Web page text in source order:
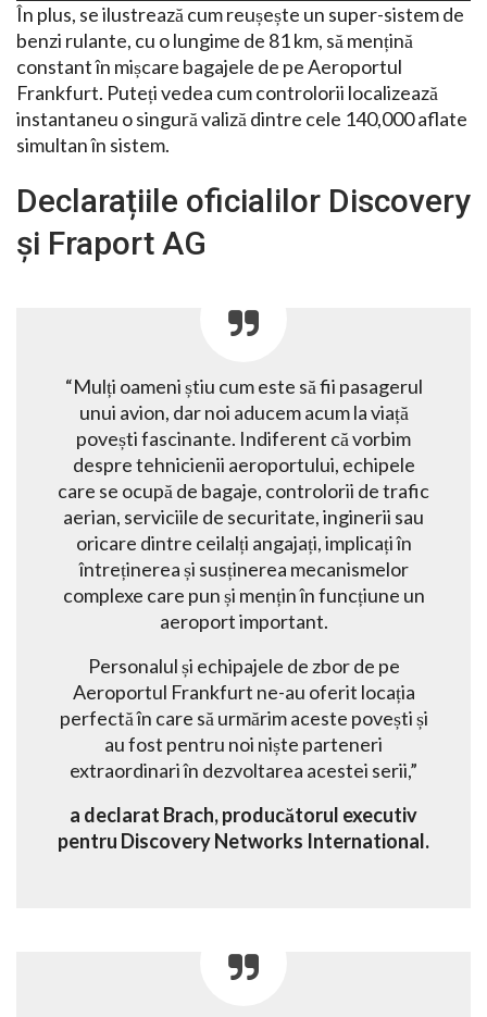
În plus, se ilustrează cum reușește un super-sistem de
benzi rulante, cu o lungime de 81 km, să mențină
constant în mișcare bagajele de pe Aeroportul
Frankfurt. Puteți vedea cum controlorii localizează
instantaneu o singură valiză dintre cele 140,000 aflate
simultan în sistem.
Declarațiile oficialilor Discovery
și Fraport AG
“Mulți oameni știu cum este să fii pasagerul
unui avion, dar noi aducem acum la viață
povești fascinante. Indiferent că vorbim
despre tehnicienii aeroportului, echipele
care se ocupă de bagaje, controlorii de trafic
aerian, serviciile de securitate, inginerii sau
oricare dintre ceilalți angajați, implicați în
întreținerea și susținerea mecanismelor
complexe care pun și mențin în funcțiune un
aeroport important.
Personalul și echipajele de zbor de pe
Aeroportul Frankfurt ne-au oferit locația
perfectă în care să urmărim aceste povești și
au fost pentru noi niște parteneri
extraordinari în dezvoltarea acestei serii,”
a declarat Brach, producătorul executiv
pentru Discovery Networks International.